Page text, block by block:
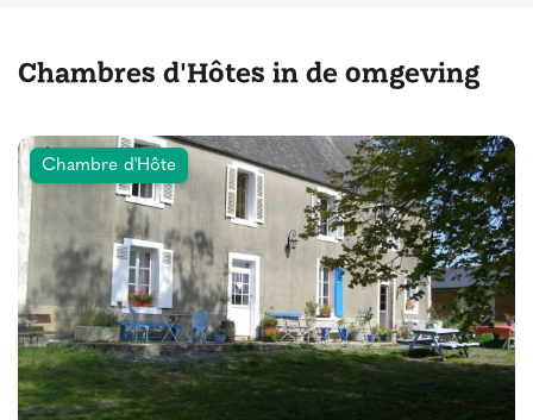
Chambres d'Hôtes in de omgeving
Chambre d'Hôte